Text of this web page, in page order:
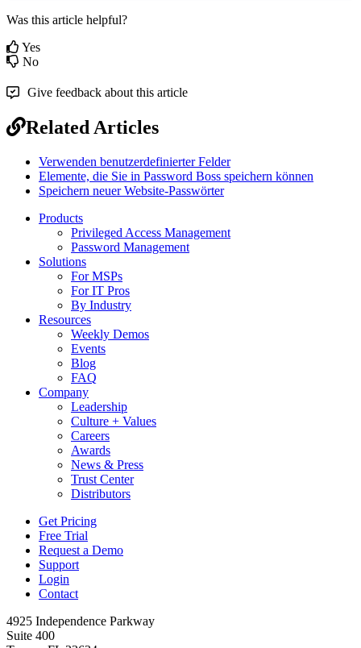
Was this article helpful?
Yes
No
Give feedback about this article
Related Articles
Verwenden benutzerdefinierter Felder
Elemente, die Sie in Password Boss speichern können
Speichern neuer Website-Passwörter
Products
Privileged Access Management
Password Management
Solutions
For MSPs
For IT Pros
By Industry
Resources
Weekly Demos
Events
Blog
FAQ
Company
Leadership
Culture + Values
Careers
Awards
News & Press
Trust Center
Distributors
Get Pricing
Free Trial
Request a Demo
Support
Login
Contact
4925 Independence Parkway
Suite 400